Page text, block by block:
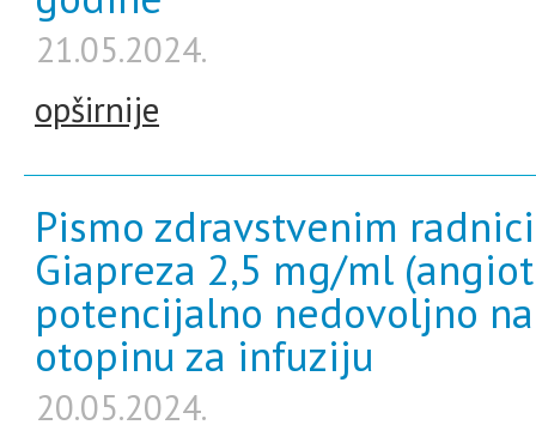
21.05.2024.
opširnije
Pismo zdravstvenim
Giapreza 2,5 mg/ml
potencijalno nedovoljno
otopinu za infuziju
20.05.2024.